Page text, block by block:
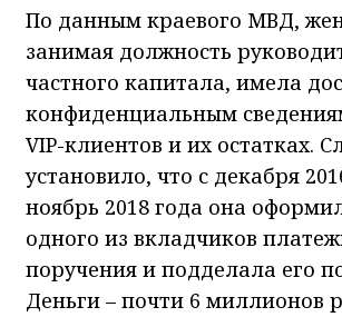
По данным краевого МВД,
занимая должность
частного капитала, имела
конфиденциальным
VIP-клиентов и их остатках.
установило, что с декабря
ноябрь 2018 года она
одного из вкладчиков
поручения и подделала его
Деньги – почти 6 миллионов